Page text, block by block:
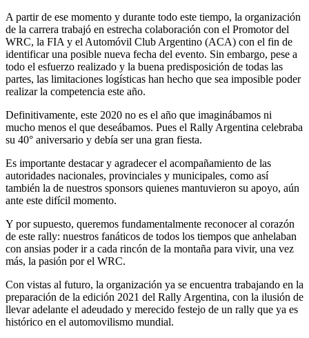
A partir de ese momento y durante todo este tiempo, la organización
de la carrera trabajó en estrecha colaboración con el Promotor del
WRC, la FIA y el Automóvil Club Argentino (ACA) con el fin de
identificar una posible nueva fecha del evento. Sin embargo, pese a
todo el esfuerzo realizado y la buena predisposición de todas las
partes, las limitaciones logísticas han hecho que sea imposible poder
realizar la competencia este año.
Definitivamente, este 2020 no es el año que imaginábamos ni
mucho menos el que deseábamos. Pues el Rally Argentina celebraba
su 40° aniversario y debía ser una gran fiesta.
Es importante destacar y agradecer el acompañamiento de las
autoridades nacionales, provinciales y municipales, como así
también la de nuestros sponsors quienes mantuvieron su apoyo, aún
ante este difícil momento.
Y por supuesto, queremos fundamentalmente reconocer al corazón
de este rally: nuestros fanáticos de todos los tiempos que anhelaban
con ansias poder ir a cada rincón de la montaña para vivir, una vez
más, la pasión por el WRC.
Con vistas al futuro, la organización ya se encuentra trabajando en la
preparación de la edición 2021 del Rally Argentina, con la ilusión de
llevar adelante el adeudado y merecido festejo de un rally que ya es
histórico en el automovilismo mundial.